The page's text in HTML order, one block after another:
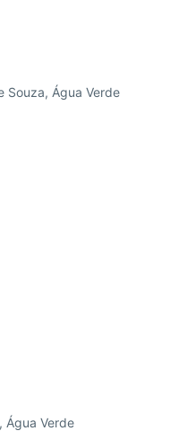
Souza, Água Verde
Água Verde